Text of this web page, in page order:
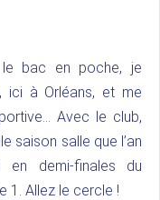
bac en poche, je
ici à Orléans, et me
Avec le club,
saison salle que l’an
en demi-finales du
1. Allez le cercle !